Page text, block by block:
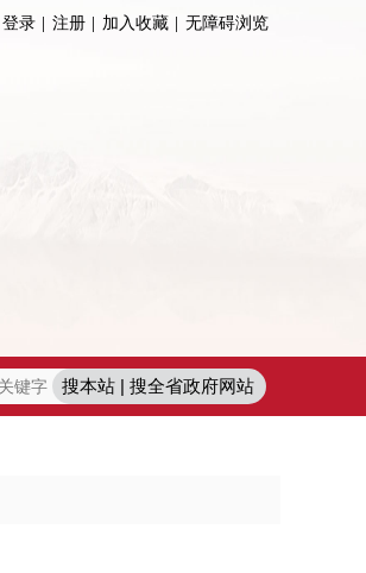
登录 注册 加入收藏 无障碍浏览